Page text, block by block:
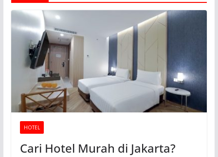
HOTEL
Cari Hotel Murah di Jakarta?